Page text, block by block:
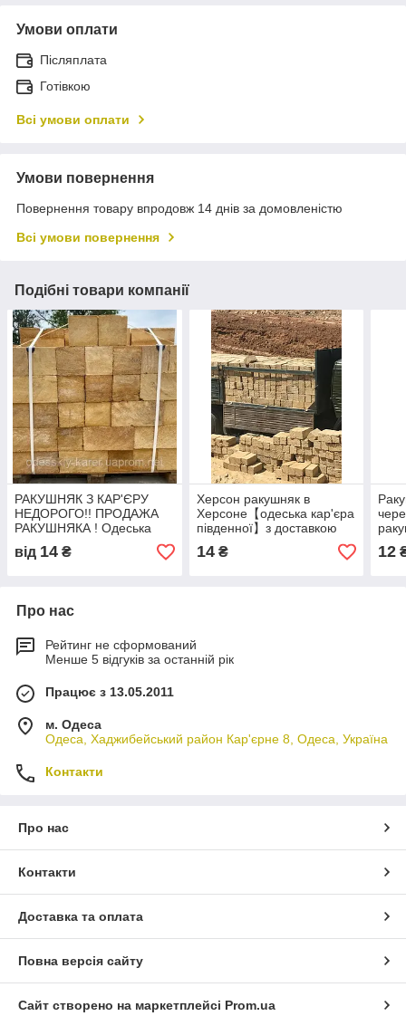
Умови оплати
Післяплата
Готівкою
Всі умови оплати
Умови повернення
Повернення товару впродовж 14 днів за домовленістю
Всі умови повернення
Подібні товари компанії
РАКУШНЯК З КАР'ЄРУ
НЕДОРОГО!! ПРОДАЖА
РАКУШНЯКА ! Одеська
кар'єра ракушняк
від 14 ₴
Херсон ракушняк в
Херсоне【одеська кар'єра
південної】з доставкою
безпосередньо з
одеського кар'єру!
14₴ 12
Про нас
Рейтинг не сформований
Менше 5 відгуків за останній рік
Працює з 13.05.2011
м. Одеса
Одеса, Хаджибейський район Кар'єрне 8, Одеса, Україна
Контакти
Про нас
Контакти
Доставка та оплата
Повна версія сайту
Сайт створено на маркетплейсі Prom.ua